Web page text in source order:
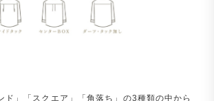
ド」「スクエア」「角落ち」の3種類の中から